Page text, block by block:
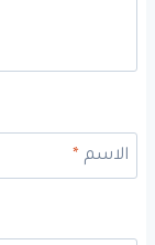
الاسم*